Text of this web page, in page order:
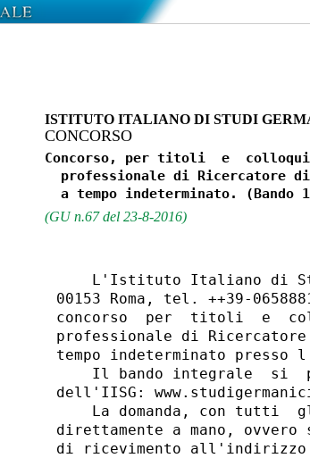
ISTITUTO ITALIANO DI STUDI
CONCORSO
Concorso, per titoli  e
professionale di Ricercatore
(GU n.67 del 23-8-2016)
L'Istituto Italiano di
00153 Roma, tel. ++39-
concorso  per  titoli  e
professionale di
tempo indeterminato
Il bando integrale  si
dell'IISG:
La domanda, con tutti
direttamente a mano, ovvero
di ricevimento